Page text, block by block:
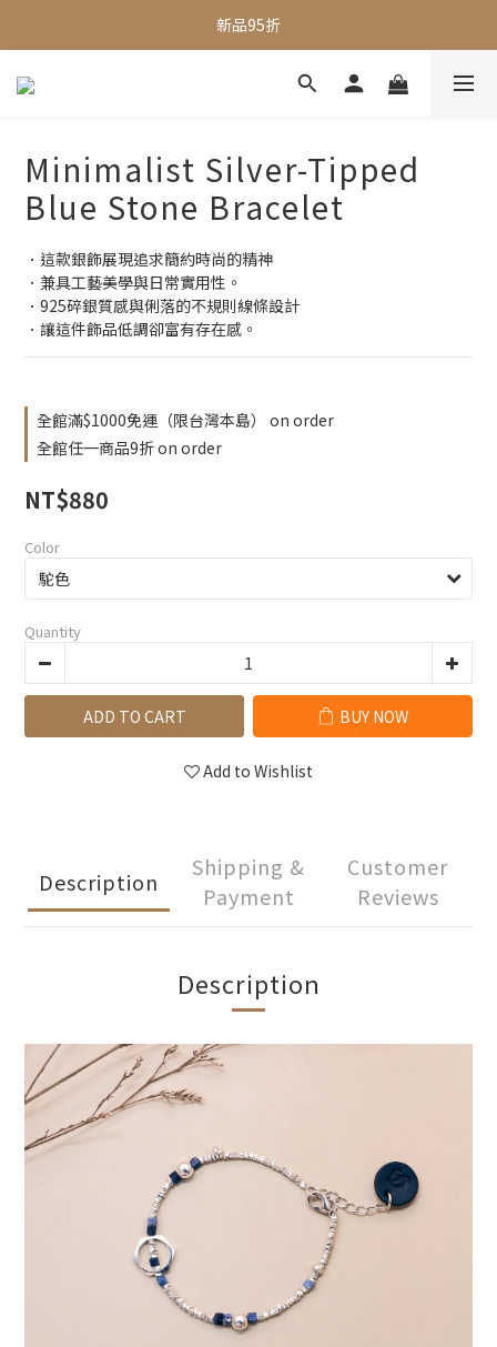
全館滿$1000即享免運
新品95折
全館滿$1000即享免運
Minimalist Silver-Tipped
Blue Stone Bracelet
．這款銀飾展現追求簡約時尚的精神
．兼具工藝美學與日常實用性。
．925碎銀質感與俐落的不規則線條設計
．讓這件飾品低調卻富有存在感。
全館滿$1000免運（限台灣本島） on order
全館任一商品9折 on order
NT$880
Color
Quantity
ADD TO CART BUY NOW
Add to Wishlist
Description
Shipping &
Payment
Customer
Reviews
Description